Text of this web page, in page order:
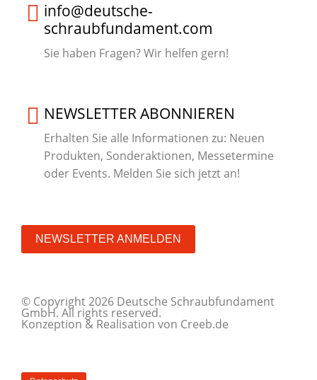
info@deutsche-
schraubfundament.com
Sie haben Fragen? Wir helfen gern!
NEWSLETTER ABONNIEREN
Erhalten Sie alle Informationen zu: Neuen
Produkten, Sonderaktionen, Messetermine
oder Events. Melden Sie sich jetzt an!
NEWSLETTER ANMELDEN
© Copyright 2026 Deutsche Schraubfundament
GmbH. All rights reserved.
Konzeption & Realisation von Creeb.de